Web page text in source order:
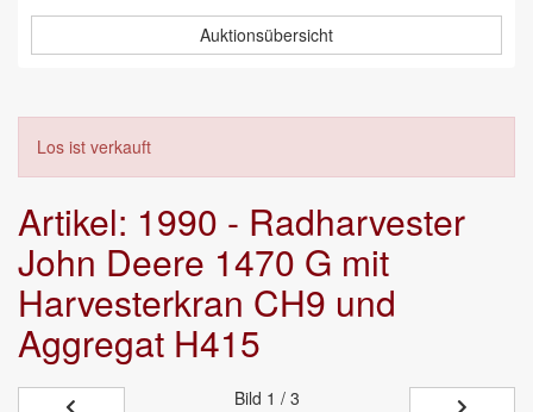
Auktionsübersicht
Los ist verkauft
Artikel: 1990 - Radharvester
John Deere 1470 G mit
Harvesterkran CH9 und
Aggregat H415
Bild 1 / 3